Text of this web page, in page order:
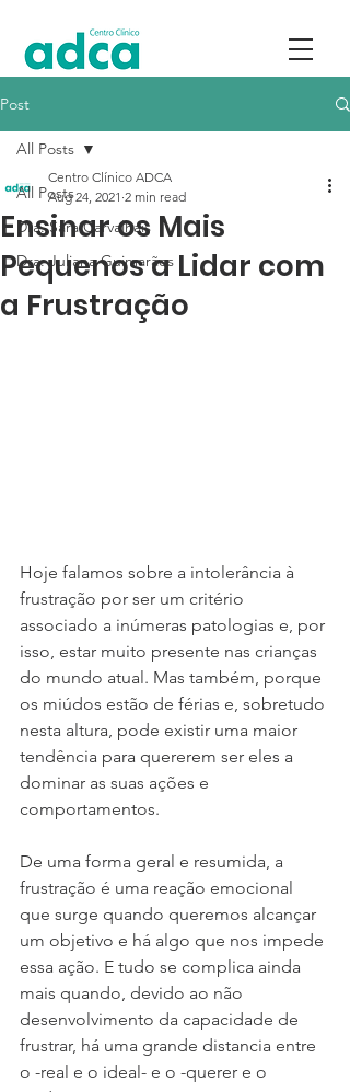
Post
All Posts
Dra. Sara Carvalhais
Dra. Juliana Guimarães
All Posts
Ensinar os Mais
Pequenos a Lidar com
a Frustração
Centro Clínico ADCA
Aug 24, 2021 2 min read
Hoje falamos sobre a intolerância à
frustração por ser um critério
associado a inúmeras patologias e, por
isso, estar muito presente nas crianças
do mundo atual. Mas também, porque
os miúdos estão de férias e, sobretudo
nesta altura, pode existir uma maior
tendência para quererem ser eles a
dominar as suas ações e
comportamentos.
De uma forma geral e resumida, a
frustração é uma reação emocional
que surge quando queremos alcançar
um objetivo e há algo que nos impede
essa ação. E tudo se complica ainda
mais quando, devido ao não
desenvolvimento da capacidade de
frustrar, há uma grande distancia entre
o -real e o ideal- e o -querer e o